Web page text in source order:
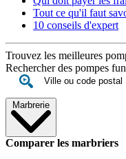
Tout ce qu'il faut
10 conseils d'expert
Trouvez les meilleures
Rechercher des pompes
Marbrerie
Comparer les marbriers